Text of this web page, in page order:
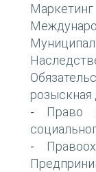
Маркетинг
розыскная
- Право
-